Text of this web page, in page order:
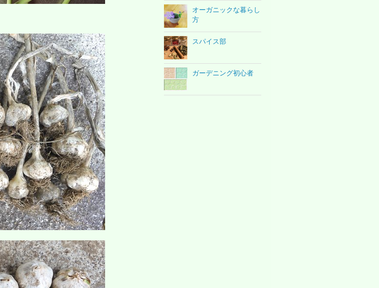
オーガニックな暮らし
方
スパイス部
ガーデニング初心者